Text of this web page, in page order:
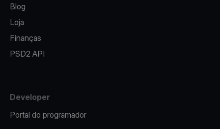
Blog
Loja
Finanças
PSD2 API
Developer
Portal do programador